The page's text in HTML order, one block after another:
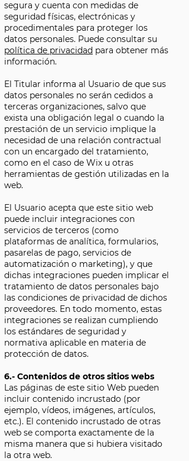
segura y cuenta con medidas de
seguridad físicas, electrónicas y
procedimentales para proteger los
datos personales. Puede consultar su
política de privacidad para obtener más
información.
El Titular informa al Usuario de que sus
datos personales no serán cedidos a
terceras organizaciones, salvo que
exista una obligación legal o cuando la
prestación de un servicio implique la
necesidad de una relación contractual
con un encargado del tratamiento,
como en el caso de Wix u otras
herramientas de gestión utilizadas en la
web.
El Usuario acepta que este sitio web
puede incluir integraciones con
servicios de terceros (como
plataformas de analítica, formularios,
pasarelas de pago, servicios de
automatización o marketing), y que
dichas integraciones pueden implicar el
tratamiento de datos personales bajo
las condiciones de privacidad de dichos
proveedores. En todo momento, estas
integraciones se realizan cumpliendo
los estándares de seguridad y
normativa aplicable en materia de
protección de datos.
6.- Contenidos de otros sitios webs
Las páginas de este sitio Web pueden
incluir contenido incrustado (por
ejemplo, vídeos, imágenes, artículos,
etc.). El contenido incrustado de otras
web se comporta exactamente de la
misma manera que si hubiera visitado
la otra web.